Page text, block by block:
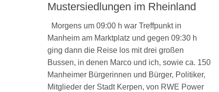
Mustersiedlungen im Rheinland
Morgens um 09:00 h war Treffpunkt in
Manheim am Marktplatz und gegen 09:30 h
ging dann die Reise los mit drei großen
Bussen, in denen Marco und ich, sowie ca. 150
Manheimer Bürgerinnen und Bürger, Politiker,
Mitglieder der Stadt Kerpen, von RWE Power